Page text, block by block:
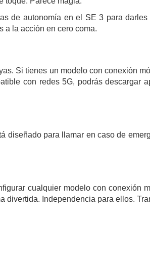
de autonomía en el SE 3 para
a la acción en cero coma.
Si tienes un modelo con conexión
con redes 5G, podrás descargar
diseñado para llamar en caso de
cualquier modelo con conexión
divertida. Independencia para ellos.